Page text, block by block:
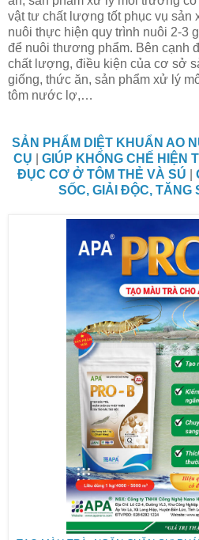
vật tư chất lượng tốt phục vụ
nuôi thực hiện quy trình nuôi 2-3
để nuôi thương phẩm. Bên cạnh
chất lượng, điều kiện của cơ sở
giống, thức ăn, sản phẩm xử lý
tôm nước lợ,…
SẢN PHẨM DIỆT KHUẨN AO
CỤ
GIÚP KHỐNG CHẾ HIỆN
ĐỤC CƠ Ở TÔM THẺ VÀ SÚ
SỐC, GIẢI ĐỘC, TĂNG